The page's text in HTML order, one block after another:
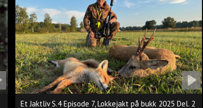
Et Jaktliv S.4 Episode 7, Lokkejakt på bukk 2025 Del. 2